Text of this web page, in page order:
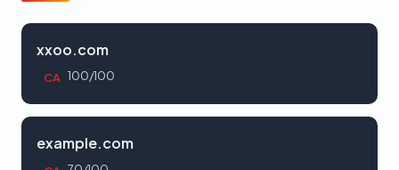
xxoo.com
CA 100/100
example.com